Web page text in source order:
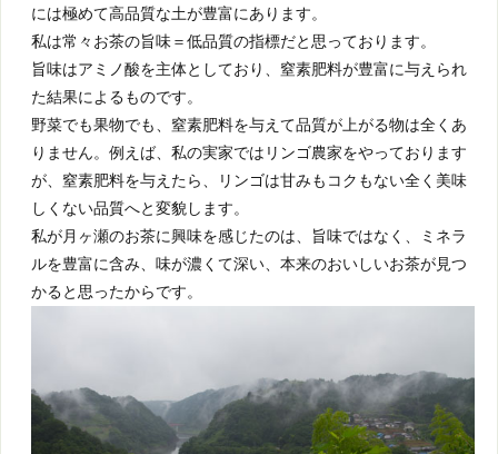
には極めて高品質な土が豊富にあります。
私は常々お茶の旨味＝低品質の指標だと思っております。
旨味はアミノ酸を主体としており、窒素肥料が豊富に与えられ
た結果によるものです。
野菜でも果物でも、窒素肥料を与えて品質が上がる物は全くあ
りません。例えば、私の実家ではリンゴ農家をやっております
が、窒素肥料を与えたら、リンゴは甘みもコクもない全く美味
しくない品質へと変貌します。
私が月ヶ瀬のお茶に興味を感じたのは、旨味ではなく、ミネラ
ルを豊富に含み、味が濃くて深い、本来のおいしいお茶が見つ
かると思ったからです。